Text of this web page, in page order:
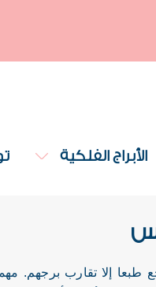
الأبراج الفلكية
طبعا إلا تقارب برجهم.